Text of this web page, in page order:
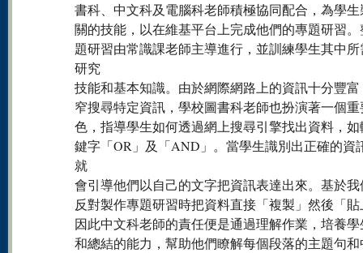
書科、中文科及電腦科老師積極協同配合，為學
關的技能，以在維基平台上完成他們的專題研習
題研習由常識課老師主導進行，並訓練學生其中
研究
技能和基本知識。由於網際網路上的資訊十分豐
窄搜尋特定資訊，學校圖書科老師也扮演著一個
色，指導學生如何透過網上搜尋引擎找出資料，
鍵字「OR」及「AND」。當學生識別出正確的資
就
會引導他們以自己的文字把資訊表達出來。基於
反對製作專題研習時把資料直接「複製」然後「
因此中文科老師的責任便是通過理解作業，培養
和總結的能力，幫助他們瞭解每個段落的主題句